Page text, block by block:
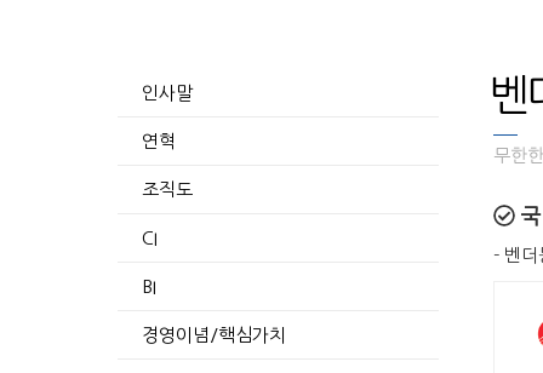
인사말
연혁
조직도
CI
BI
경영이념/핵심가치
벤
무한
국
- 벤더